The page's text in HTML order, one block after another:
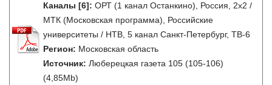
Каналы [6]: ОРТ (1 канал Останкино), Россия, 2x2 /
МТК (Московская программа), Российские
университеты / НТВ, 5 канал Санкт-Петербург, ТВ-6
Регион: Московская область
Источник: Люберецкая газета 105 (105-106)
(4,85Mb)